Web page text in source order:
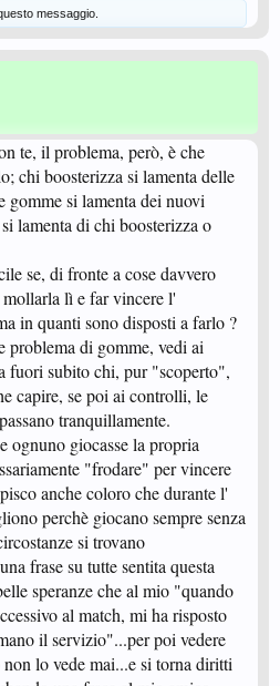
messaggio.
te, il problema, però, è che
chi boosterizza si lamenta delle
gomme si lamenta dei nuovi
lamenta di chi boosterizza o
se, di fronte a cose davvero
mollarla lì e far vincere l'
in quanti sono disposti a farlo ?
problema di gomme, vedi ai
fuori subito chi, pur "scoperto",
capire, se poi ai controlli, le
tranquillamente.
ognuno giocasse la propria
"frodare" per vincere
anche coloro che durante l'
perchè giocano sempre senza
si trovano
frase su tutte sentita questa
speranze che al mio "quando
al match, mi ha risposto
il servizio"...per poi vedere
lo vede mai...e si torna diritti